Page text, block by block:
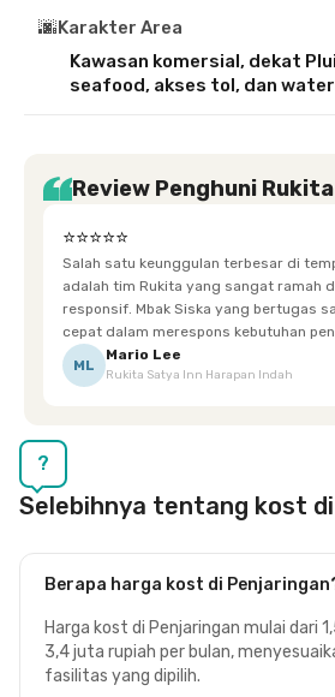
🌆Karakter Area
Kawasan komersial, dekat
seafood, akses tol, dan
Review Penghuni Rukita
⭐⭐⭐⭐⭐
Salah satu keunggulan terbesar di
adalah tim Rukita yang sangat ramah dan
responsif. Mbak Siska yang bertugas sangat
cepat dalam merespons kebutuhan
Ketika saya meminta keset karena
terpeleset, permintaan tersebut langsung
ML
Mario Lee
Rukita Satya Inn Harapan Indah
?
Selebihnya tentang kost
Berapa harga kost di
Harga kost di Penjaringan mulai dari
3,4 juta rupiah per bulan,
fasilitas yang dipilih.